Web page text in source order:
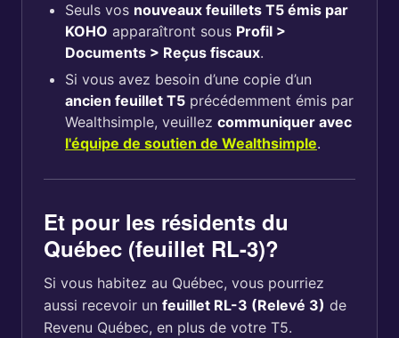
Seuls vos nouveaux feuillets T5 émis par
KOHO apparaîtront sous Profil >
Documents > Reçus fiscaux.
Si vous avez besoin d’une copie d’un
ancien feuillet T5 précédemment émis par
Wealthsimple, veuillez communiquer avec
l'équipe de soutien de Wealthsimple.
Et pour les résidents du
Québec (feuillet RL-3)?
Si vous habitez au Québec, vous pourriez
aussi recevoir un feuillet RL-3 (Relevé 3) de
Revenu Québec, en plus de votre T5.